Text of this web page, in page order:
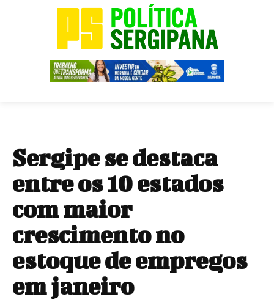
Sergipe se destaca
entre os 10 estados
com maior
crescimento no
estoque de empregos
em janeiro